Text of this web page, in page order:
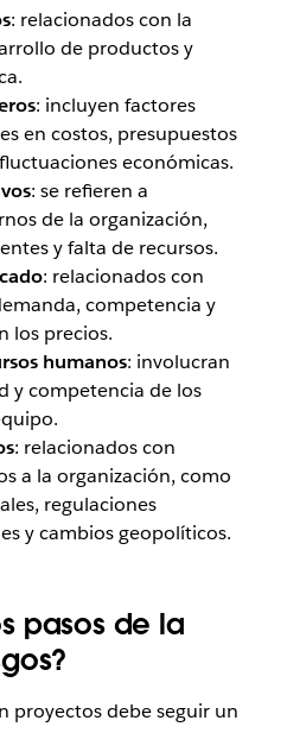
: relacionados con la
de productos y
: incluyen factores
en costos, presupuestos
económicas.
: se refieren a
de la organización,
y falta de recursos.
: relacionados con
competencia y
los precios.
humanos: involucran
y competencia de los
: relacionados con
a la organización, como
regulaciones
y cambios geopolíticos.
pasos de la
proyectos debe seguir un